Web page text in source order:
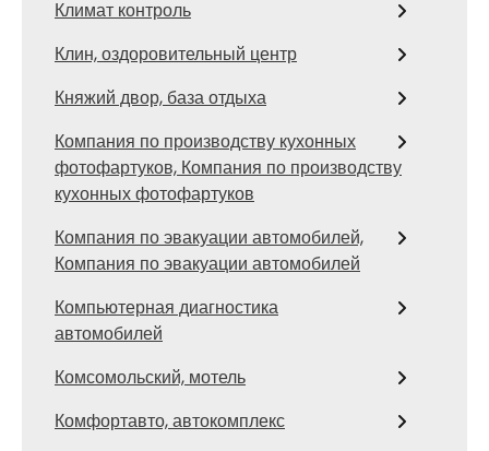
Климат контроль
Клин, оздоровительный центр
Княжий двор, база отдыха
Компания по производству кухонных
фотофартуков, Компания по производству
кухонных фотофартуков
Компания по эвакуации автомобилей,
Компания по эвакуации автомобилей
Компьютерная диагностика
автомобилей
Комсомольский, мотель
Комфортавто, автокомплекс